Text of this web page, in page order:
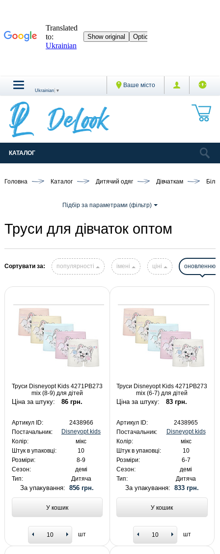
Ваше місто
Ukrainian ▼
КАТАЛОГ
Головна Каталог Дитячий одяг Дівчаткам
Підбір за параметрами (фільтр)
Труси для дівчаток оптом
Сортувати за: популярності імені ціні оновленню
Труси Disneyopt Kids 4271PB273
mix (8-9) для дітей
Ціна за штуку: 86 грн.
Артикул ID:
2438966
Постачальник:
Disneyopt kids
Колір:
мікс
Штук в упаковці:
10
Розміри:
8-9
Сезон:
демі
Тип:
Дитяча
За упакування:856 грн.
У кошик
шт
Труси Disneyopt Kids 4271PB273
mix (6-7) для дітей
Ціна за штуку: 83 грн.
Артикул ID:
2438965
Постачальник:
Disneyopt kids
Колір:
мікс
Штук в упаковці:
10
Розміри:
6-7
Сезон:
демі
Тип:
Дитяча
За упакування: 833 грн.
У кошик
шт